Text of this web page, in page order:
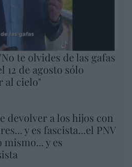
te olvides de las gafas
12 de agosto sólo
al cielo"
devolver a los hijos con
y es fascista...el PNV
mismo... y es